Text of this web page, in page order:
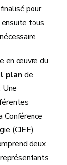
pour
tous
en œuvre du
plan de
. Une
Conférence
(CIEE).
deux